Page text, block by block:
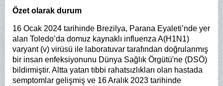
Özet olarak durum
16 Ocak 2024 tarihinde Brezilya, Parana Eyaleti’nde yer
alan Toledo’da domuz kaynaklı influenza A(H1N1)
varyant (v) virüsü ile laboratuvar tarafından doğrulanmış
bir insan enfeksiyonunu Dünya Sağlık Örgütü'ne (DSÖ)
bildirmiştir. Altta yatan tıbbi rahatsızlıkları olan hastada
semptomlar gelişmiş ve 16 Aralık 2023 tarihinde